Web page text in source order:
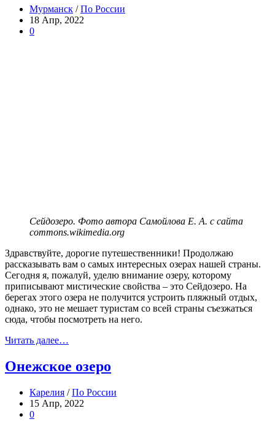
Мурманск /По России
18 Апр, 2022
0
Сейдозеро. Фото автора Самойлова Е. А. с сайта
commons.wikimedia.org
Здравствуйте, дорогие путешественники! Продолжаю
рассказывать вам о самых интересных озерах нашей страны.
Сегодня я, пожалуй, уделю внимание озеру, которому
приписывают мистические свойства – это Сейдозеро. На
берегах этого озера не получится устроить пляжный отдых,
однако, это не мешает туристам со всей страны съезжаться
сюда, чтобы посмотреть на него.
Читать далее…
Онежское озеро
Карелия /По России
15 Апр, 2022
0